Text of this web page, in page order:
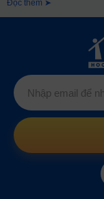
Đọc thêm ➤